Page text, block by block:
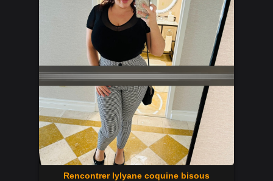
Rencontrer lylyane coquine bisous